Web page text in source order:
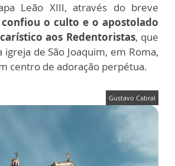
Leão XIII, através do breve
confiou o culto e o apostolado
aos Redentoristas, que
igreja de São Joaquim, em Roma,
centro de adoração perpétua.
Gustavo Cabral